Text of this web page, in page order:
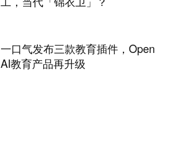
一口气发布三款教育插件，Open
AI教育产品再升级